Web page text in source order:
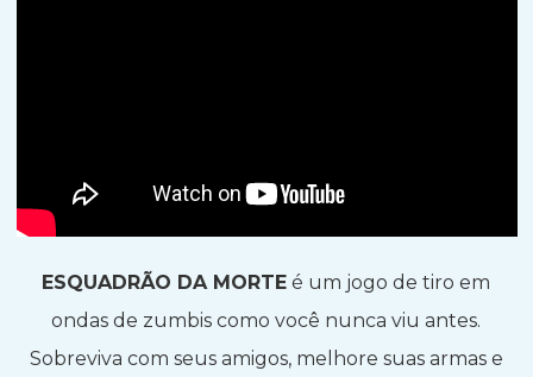
ESQUADRÃO DA MORTE é um jogo de tiro em
ondas de zumbis como você nunca viu antes.
Sobreviva com seus amigos, melhore suas armas e